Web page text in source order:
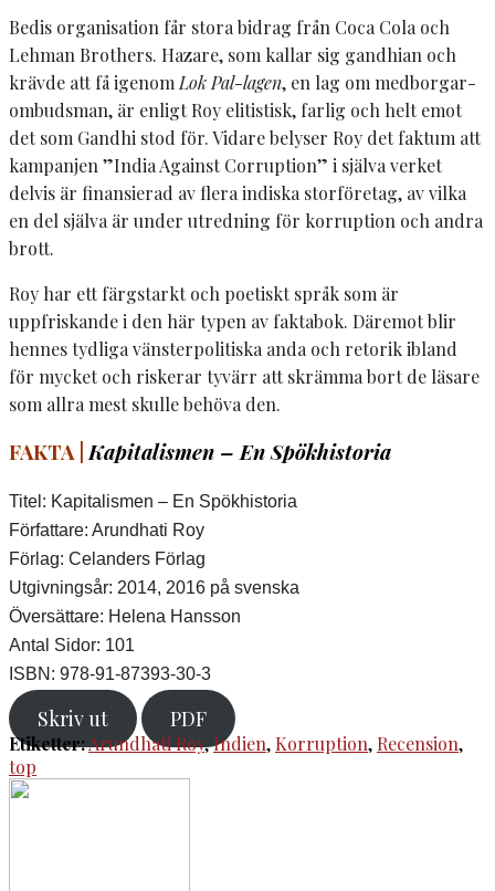
Bedis organisation får stora bidrag från Coca Cola och
Lehman Brothers. Hazare, som kallar sig gandhian och
krävde att få igenom Lok Pal-lagen, en lag om medborgar-
ombudsman, är enligt Roy elitistisk, farlig och helt emot
det som Gandhi stod för. Vidare belyser Roy det faktum att
kampanjen ”India Against Corruption” i själva verket
delvis är finansierad av flera indiska storföretag, av vilka
en del själva är under utredning för korruption och andra
brott.
Roy har ett färgstarkt och poetiskt språk som är
uppfriskande i den här typen av faktabok. Däremot blir
hennes tydliga vänsterpolitiska anda och retorik ibland
för mycket och riskerar tyvärr att skrämma bort de läsare
som allra mest skulle behöva den.
FAKTA | Kapitalismen – En Spökhistoria
Titel: Kapitalismen – En Spökhistoria
Författare: Arundhati Roy
Förlag: Celanders Förlag
Utgivningsår: 2014, 2016 på svenska
Översättare: Helena Hansson
Antal Sidor: 101
ISBN: 978-91-87393-30-3
Skriv ut PDF
Etiketter:Arundhati Roy,Indien, Korruption, Recension,
top